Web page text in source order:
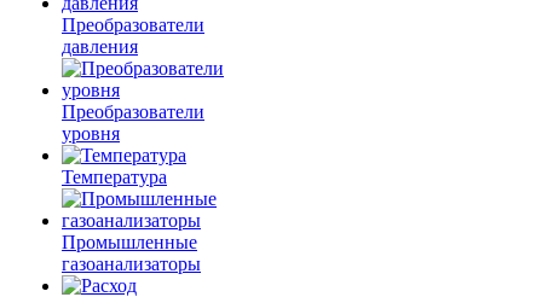
Преобразователи
давления
Преобразователи
уровня
Температура
Промышленные
газоанализаторы